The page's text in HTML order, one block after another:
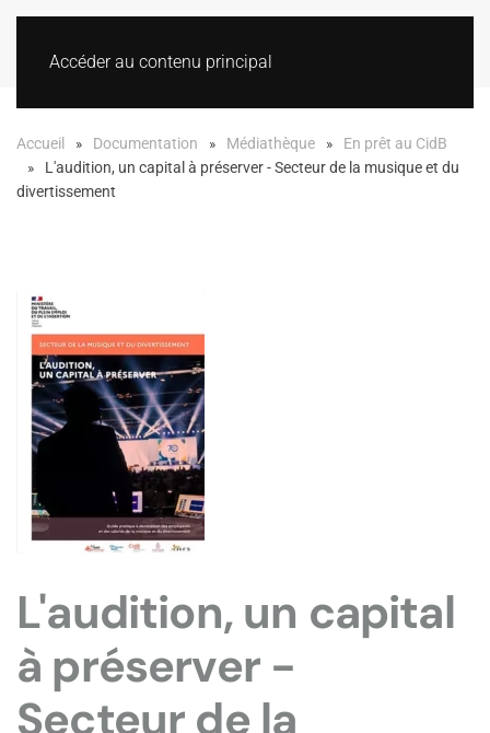
Accéder au contenu principal
Accueil Documentation Médiathèque
En prêt au CidB
L'audition, un capital à préserver - Secteur de la musique et du
divertissement
L'audition, un capital
à préserver -
Secteur de la